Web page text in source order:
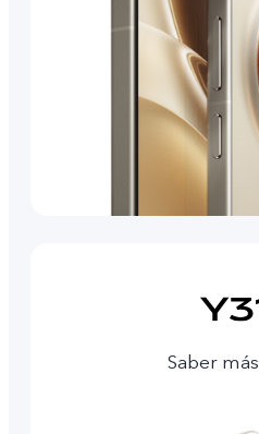
Saber más